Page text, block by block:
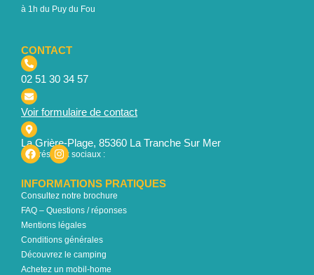
à 1h du Puy du Fou
CONTACT
02 51 30 34 57
Voir formulaire de contact
La Grière-Plage, 85360 La Tranche Sur Mer
Nos réseaux sociaux :
INFORMATIONS PRATIQUES
Consultez notre brochure
FAQ – Questions / réponses
Mentions légales
Conditions générales
Découvrez le camping
Achetez un mobil-home